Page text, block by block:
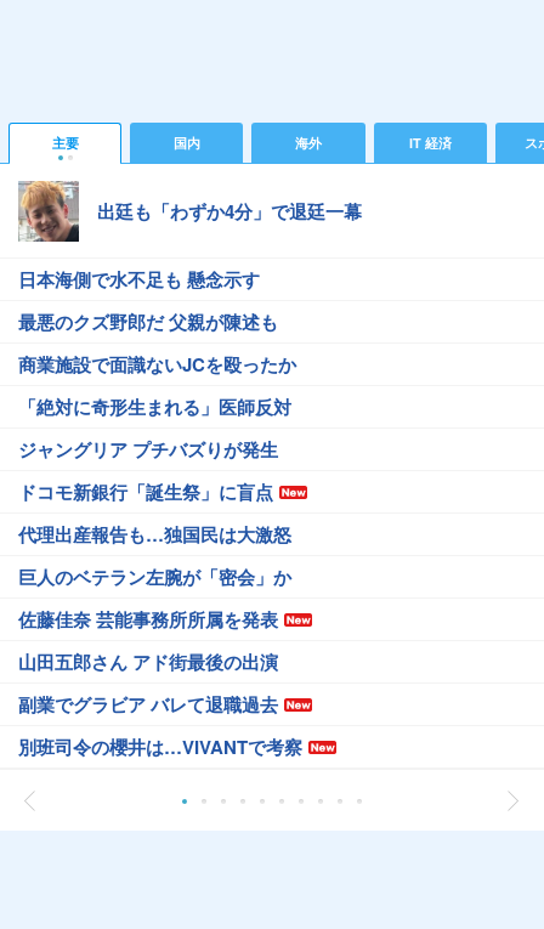
主要 国内 海外 IT 経済 ス
出廷も「わずか4分」で退廷一幕
日本海側で水不足も 懸念示す
最悪のクズ野郎だ 父親が陳述も
商業施設で面識ないJCを殴ったか
「絶対に奇形生まれる」医師反対
ジャングリア プチバズりが発生
ドコモ新銀行「誕生祭」に盲点
代理出産報告も…独国民は大激怒
巨人のベテラン左腕が「密会」か
佐藤佳奈 芸能事務所所属を発表
山田五郎さん アド街最後の出演
副業でグラビア バレて退職過去
別班司令の櫻井は…VIVANTで考察